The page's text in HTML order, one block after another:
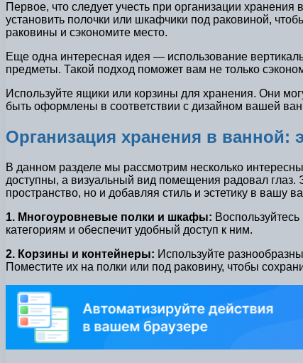
Первое, что следует учесть при организации
установить полочки или шкафчики под раковиной,
раковины и сэкономите место.
Еще одна интересная идея — использование
предметы. Такой подход поможет вам не только
Используйте ящики или корзины для хранения. Они
быть оформлены в соответствии с дизайном вашей
Организация хранения в
В данном разделе мы рассмотрим несколько
доступны, а визуальный вид помещения радовал глаз.
пространство, но и добавляя стиль и эстетику в вашу
1. Многоуровневые полки и шкафы:
категориям и обеспечит удобный доступ к ним.
2. Корзины и контейнеры: Используйте
Поместите их на полки или под раковину, чтобы